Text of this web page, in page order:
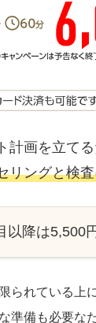
計画を立て
リングと検
以降は5,500
られている上
準備も必要な